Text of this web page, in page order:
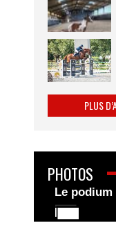
PLUS
PHOTOS
Le